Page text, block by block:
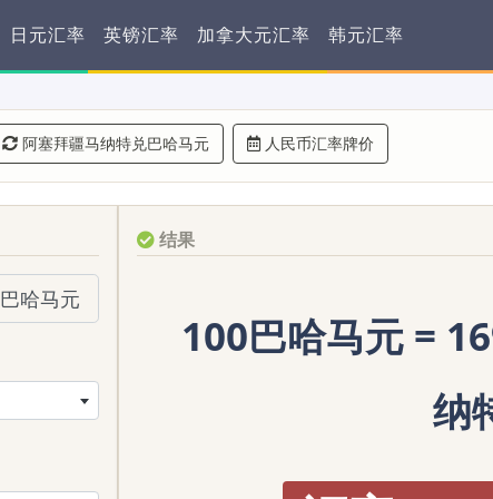
日元汇率 英镑汇率 加拿大元汇率 韩元汇率
阿塞拜疆马纳特兑巴哈马元 人民币汇率牌价
巴哈马元
结果
100巴哈马元 =
纳